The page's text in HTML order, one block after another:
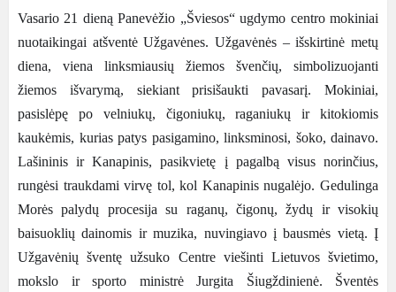
Vasario 21 dieną Panevėžio „Šviesos“ ugdymo centro mokiniai
nuotaikingai atšventė Užgavėnes. Užgavėnės – išskirtinė metų
diena, viena linksmiausių žiemos švenčių, simbolizuojanti
žiemos išvarymą, siekiant prisišaukti pavasarį. Mokiniai,
pasislėpę po velniukų, čigoniukų, raganiukų ir kitokiomis
kaukėmis, kurias patys pasigamino, linksminosi, šoko, dainavo.
Lašininis ir Kanapinis, pasikvietę į pagalbą visus norinčius,
rungėsi traukdami virvę tol, kol Kanapinis nugalėjo. Gedulinga
Morės palydų procesija su raganų, čigonų, žydų ir visokių
baisuoklių dainomis ir muzika, nuvingiavo į bausmės vietą. Į
Užgavėnių šventę užsuko Centre viešinti Lietuvos švietimo,
mokslo ir sporto ministrė Jurgita Šiugždinienė. Šventės